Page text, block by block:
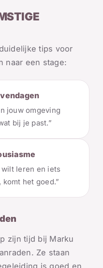
tips voor
naar een stage:
jouw omgeving
bij je past.”
wilt leren en iets
het goed.”
zijn tijd bij Marku
Ze staan
is goed en